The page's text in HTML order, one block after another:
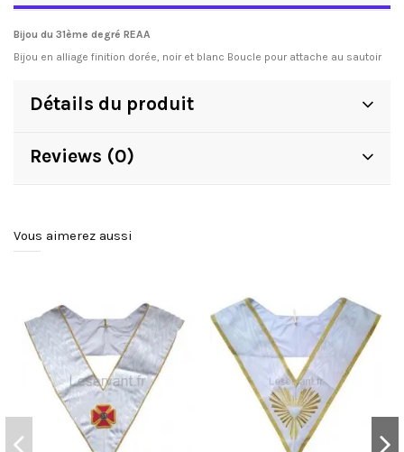
Bijou du 31ème degré REAA
Bijou en alliage finition dorée, noir et blanc Boucle pour attache au sautoir
Détails du produit
Reviews (0)
Vous aimerez aussi